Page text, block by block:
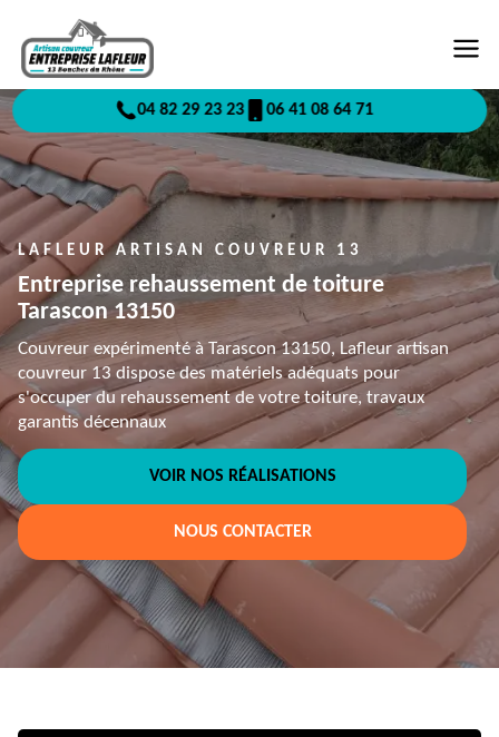
04 82 29 23 23 06 41 08 64 71
LAFLEUR ARTISAN COUVREUR 13
Entreprise rehaussement de toiture
Tarascon 13150
Couvreur expérimenté à Tarascon 13150, Lafleur artisan
couvreur 13 dispose des matériels adéquats pour
s'occuper du rehaussement de votre toiture, travaux
garantis décennaux
VOIR NOS RÉALISATIONS
NOUS CONTACTER